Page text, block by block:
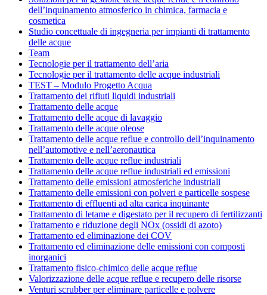
dell’inquinamento atmosferico in chimica, farmacia e
cosmetica
Studio concettuale di ingegneria per impianti di trattamento
delle acque
Team
Tecnologie per il trattamento dell’aria
Tecnologie per il trattamento delle acque industriali
TEST – Modulo Progetto Acqua
Trattamento dei rifiuti liquidi industriali
Trattamento delle acque
Trattamento delle acque di lavaggio
Trattamento delle acque oleose
Trattamento delle acque reflue e controllo dell’inquinamento
nell’automotive e nell’aeronautica
Trattamento delle acque reflue industriali
Trattamento delle acque reflue industriali ed emissioni
Trattamento delle emissioni atmosferiche industriali
Trattamento delle emissioni con polveri e particelle sospese
Trattamento di effluenti ad alta carica inquinante
Trattamento di letame e digestato per il recupero di fertilizzanti
Trattamento e riduzione degli NOx (ossidi di azoto)
Trattamento ed eliminazione dei COV
Trattamento ed eliminazione delle emissioni con composti
inorganici
Trattamento fisico-chimico delle acque reflue
Valorizzazione delle acque reflue e recupero delle risorse
Venturi scrubber per eliminare particelle e polvere